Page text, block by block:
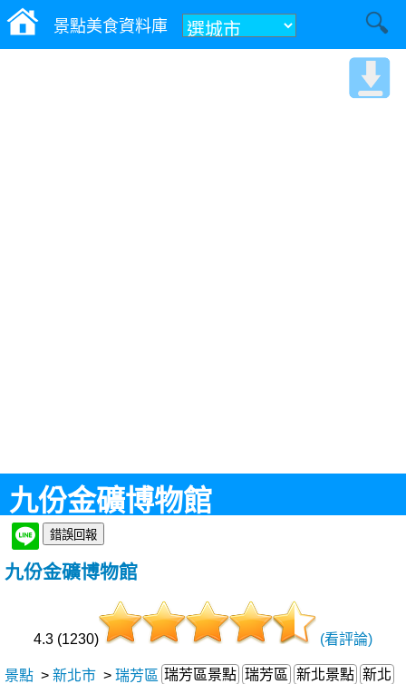
景點美食資料庫
九份金礦博物館
九份金礦博物館
4.3 (1230) (看評論)
景點 > 新北市 > 瑞芳區 瑞芳區景點 瑞芳區 新北景點 新北